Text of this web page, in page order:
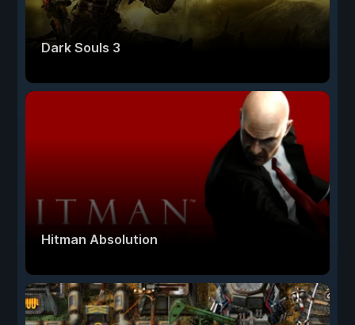
Dark Souls 3
Hitman Absolution